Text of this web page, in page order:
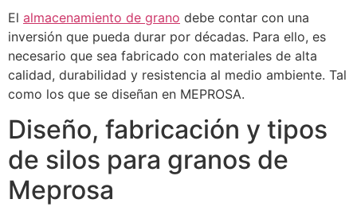
El almacenamiento de grano debe contar con una
inversión que pueda durar por décadas. Para ello, es
necesario que sea fabricado con materiales de alta
calidad, durabilidad y resistencia al medio ambiente. Tal
como los que se diseñan en MEPROSA.
Diseño, fabricación y tipos
de silos para granos de
Meprosa